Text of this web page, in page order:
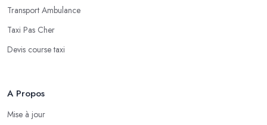
Transport Ambulance
Taxi Pas Cher
Devis course taxi
A Propos
Mise à jour